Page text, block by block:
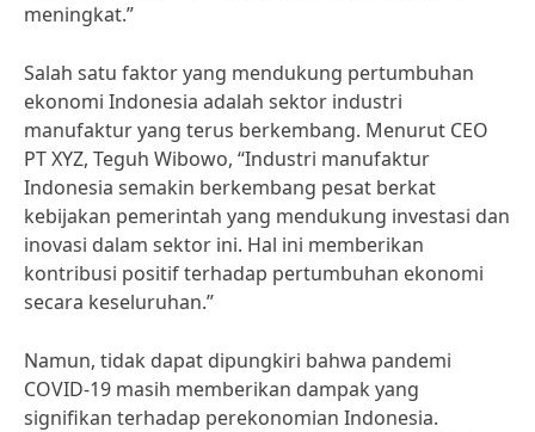
meningkat.”
Salah satu faktor yang mendukung pertumbuhan
ekonomi Indonesia adalah sektor industri
manufaktur yang terus berkembang. Menurut CEO
PT XYZ, Teguh Wibowo, “Industri manufaktur
Indonesia semakin berkembang pesat berkat
kebijakan pemerintah yang mendukung investasi dan
inovasi dalam sektor ini. Hal ini memberikan
kontribusi positif terhadap pertumbuhan ekonomi
secara keseluruhan.”
Namun, tidak dapat dipungkiri bahwa pandemi
COVID-19 masih memberikan dampak yang
signifikan terhadap perekonomian Indonesia.